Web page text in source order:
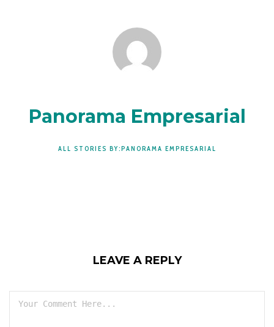
Panorama Empresarial
ALL STORIES BY:PANORAMA EMPRESARIAL
LEAVE A REPLY